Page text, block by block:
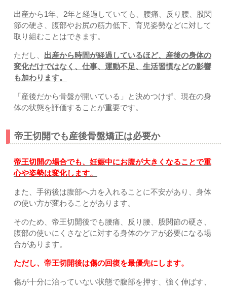
出産から1年、2年と経過していても、腰痛、反り腰、股関
節の硬さ、腹部やお尻の筋力低下、育児姿勢などに対して
取り組むことはできます。
ただし、 出産から時間が経過しているほど、産後の身体の
変化だけではなく、仕事、運動不足、生活習慣などの影響
も加わります。
「産後だから骨盤が開いている」と決めつけず、現在の身
体の状態を評価することが重要です。
帝王切開でも産後骨盤矯正は必要か
帝王切開の場合でも、妊娠中にお腹が大きくなることで重
心や姿勢は変化します。
また、手術後は腹部へ力を入れることに不安があり、身体
の使い方が変わることがあります。
そのため、帝王切開後でも腰痛、反り腰、股関節の硬さ、
腹部の使いにくさなどに対する身体のケアが必要になる場
合があります。
ただし、帝王切開後は傷の回復を最優先にします。
傷が十分に治っていない状態で腹部を押す、強く伸ばす、